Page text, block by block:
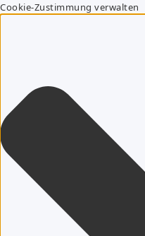
Cookie-Zustimmung verwalten